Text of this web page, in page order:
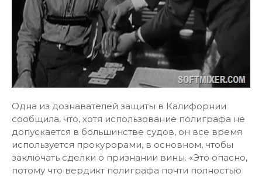
Одна из дознавателей защиты в Калифорнии
сообщила, что, хотя использование полиграфа не
допускается в большинстве судов, он все время
используется прокурорами, в основном, чтобы
заключать сделки о признании вины. «Это опасно,
потому что вердикт полиграфа почти полностью